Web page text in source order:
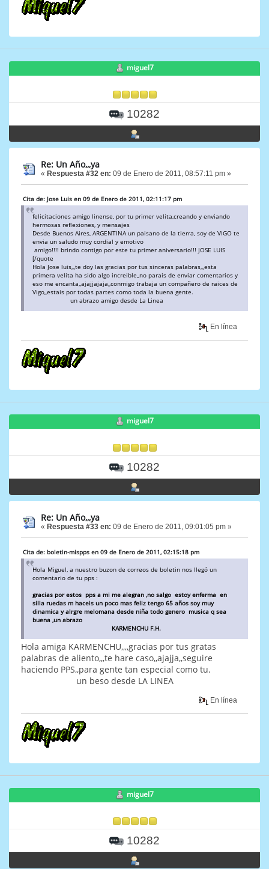
miguel7
10282
Re: Un Año,,,ya
« Respuesta #32 en: 09 de Enero de 2011, 08:57:11 pm »
Cita de: Jose Luis en 09 de Enero de 2011, 02:11:17 pm
felicitaciones amigo linense, por tu primer velita,creando y enviando
hermosas reflexiones, y mensajes
Desde Buenos Aires, ARGENTINA un paisano de la tierra, soy de VIGO te
envia un saludo muy cordial y emotivo
amigo!!!! brindo contigo por este tu primer aniversario!!! JOSE LUIS
[/quote
Hola Jose luis,,,te doy las gracias por tus sinceras palabras,,,esta
primera velita ha sido algo increible,,no parais de enviar comentarios y
eso me encanta,,ajajjajaja,,conmigo trabaja un compañero de raices de
Vigo,,estais por todas partes como toda la buena gente.
un abrazo amigo desde La Linea
En línea
miguel7
10282
Re: Un Año,,,ya
« Respuesta #33 en: 09 de Enero de 2011, 09:01:05 pm »
Cita de: boletin-mispps en 09 de Enero de 2011, 02:15:18 pm
Hola Miguel, a nuestro buzon de correos de boletin nos llegó un
comentario de tu pps :
gracias por estos pps a mi me alegran ,no salgo estoy enferma en
silla ruedas m haceis un poco mas feliz tengo 65 años soy muy
dinamica y alrgre melomana desde niña todo genero musica q sea
buena ,un abrazo
KARMENCHU F.H.
Hola amiga KARMENCHU,,,,gracias por tus gratas
palabras de aliento,,,te hare caso,,ajajja,,seguire
haciendo PPS,,para gente tan especial como tu.
un beso desde LA LINEA
En línea
miguel7
10282